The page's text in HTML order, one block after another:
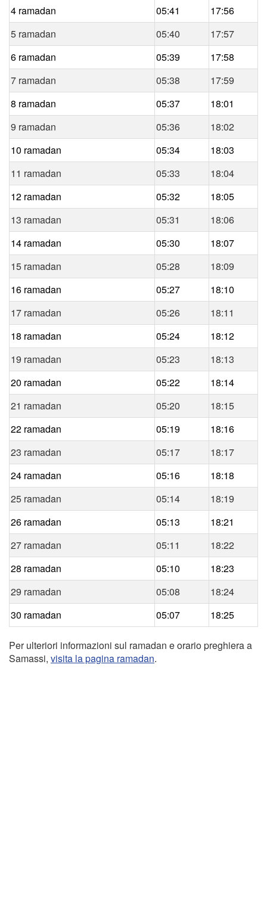
4 ramadan 05:41
17:56
5 ramadan
05:40
17:57
6 ramadan
05:39
17:58
7 ramadan
05:38
17:59
8 ramadan
05:37
18:01
9 ramadan
05:36
18:02
10 ramadan
05:34
18:03
11 ramadan
05:33
18:04
12 ramadan
05:32
18:05
13 ramadan
05:31
18:06
14 ramadan
05:30
18:07
15 ramadan
05:28
18:09
16 ramadan
05:27
18:10
17 ramadan
05:26
18:11
18 ramadan
05:24
18:12
19 ramadan
05:23
18:13
20 ramadan
05:22
18:14
21 ramadan
05:20
18:15
22 ramadan
05:19
18:16
23 ramadan
05:17
18:17
24 ramadan
05:16
18:18
25 ramadan
05:14
18:19
26 ramadan
05:13
18:21
27 ramadan
05:11
18:22
28 ramadan
05:10
18:23
29 ramadan
05:08
18:24
30 ramadan
05:07 18:25
Per ulteriori informazioni sul ramadan e orario preghiera a
Samassi, visita la pagina ramadan.